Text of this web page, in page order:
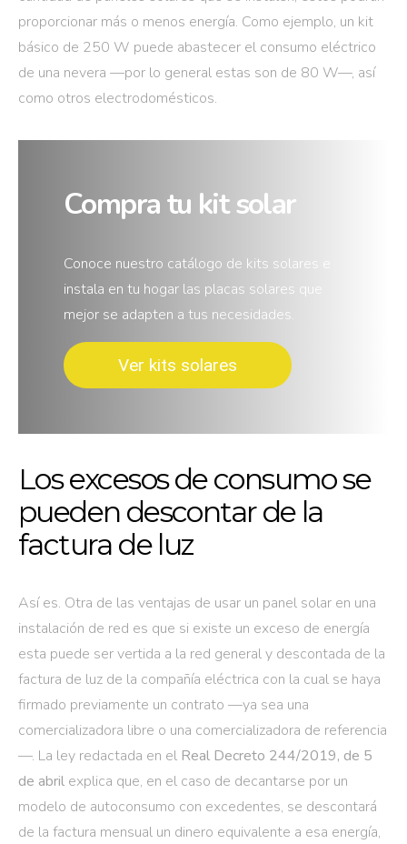
proporcionar más o menos energía. Como ejemplo, un kit
básico de 250 W puede abastecer el consumo eléctrico
de una nevera —por lo general estas son de 80 W—, así
como otros electrodomésticos.
Compra tu kit solar
Conoce nuestro catálogo de kits solares e
instala en tu hogar las placas solares que
mejor se adapten a tus necesidades.
Ver kits solares
Los excesos de consumo se
pueden descontar de la
factura de luz
Así es. Otra de las ventajas de usar un panel solar en una
instalación de red es que si existe un exceso de energía
esta puede ser vertida a la red general y descontada de la
factura de luz de la compañía eléctrica con la cual se haya
firmado previamente un contrato —ya sea una
comercializadora libre o una comercializadora de referencia
—. La ley redactada en el Real Decreto 244/2019, de 5
de abril explica que, en el caso de decantarse por un
modelo de autoconsumo con excedentes, se descontará
de la factura mensual un dinero equivalente a esa energía,